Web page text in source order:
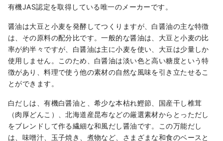
有機JAS認定を取得している唯一のメーカーです。
醤油は大豆と小麦を発酵してつくりますが、白醤油の主な特徴
は、その原料の配分比です。一般的な醤油は、大豆と小麦の比
率が約半々ですが、白醤油は主に小麦を使い、大豆は少量しか
使用しません。このため、白醤油は淡い色と高い糖度という特
徴があり、料理で使う他の素材の自然な風味を引き立たせるこ
とができます。
白だしは、有機白醤油と、希少な本枯れ鰹節、国産干し椎茸
（肉厚どんこ）、北海道産昆布などの厳選素材からとっただし
をブレンドして作る繊細な和風だし醤油です。この万能だし
は、味噌汁、玉子焼き、煮物など、さまざまな和食のベースと